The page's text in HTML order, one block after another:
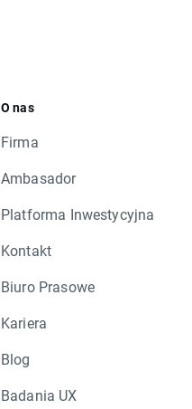
O nas
Firma
Ambasador
Platforma Inwestycyjna
Kontakt
Biuro Prasowe
Kariera
Blog
Badania UX